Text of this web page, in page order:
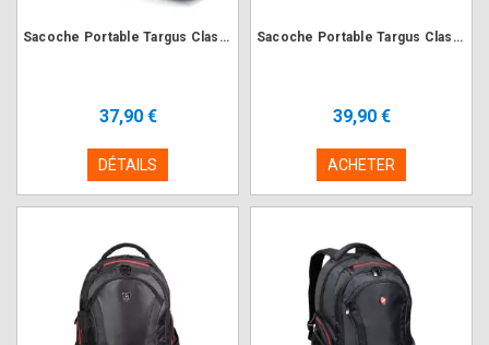
Sacoche Portable Targus Classic+ Clamshell 17-18" Noir
37,90 €
DÉTAILS
Sacoche Portable Targus Classic+ Clamshell 15.6" Noir
39,90 €
ACHETER